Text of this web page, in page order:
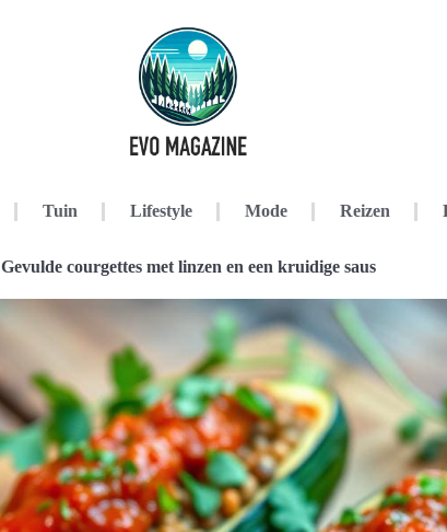
Tuin Lifestyle Mode Reizen
Gevulde courgettes met linzen en een kruidige saus